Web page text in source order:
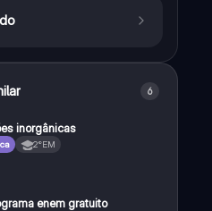
6
inorgânicas
2°EM
enem gratuito